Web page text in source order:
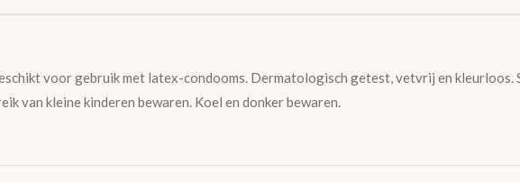
voor gebruik met latex-condooms. Dermatologisch getest, vetvrij en kleurloos.
van kleine kinderen bewaren. Koel en donker bewaren.